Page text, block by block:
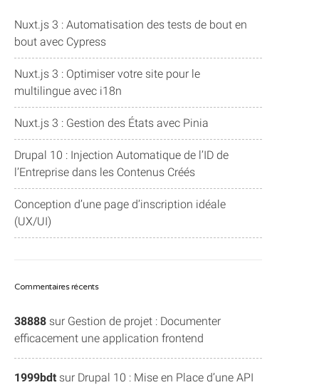
Nuxt.js 3 : Automatisation des tests de bout en
bout avec Cypress
Nuxt.js 3 : Optimiser votre site pour le
multilingue avec i18n
Nuxt.js 3 : Gestion des États avec Pinia
Drupal 10 : Injection Automatique de l’ID de
l’Entreprise dans les Contenus Créés
Conception d’une page d’inscription idéale
(UX/UI)
Commentaires récents
38888 sur Gestion de projet : Documenter
efficacement une application frontend
1999bdt sur Drupal 10 : Mise en Place d’une API